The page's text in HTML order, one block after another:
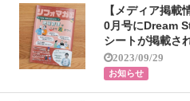
【メディア掲
0月号にDream
シートが掲載さ
2023/09/29
お知らせ